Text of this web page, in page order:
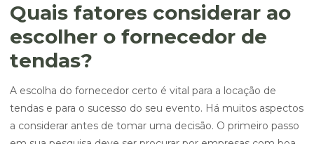
Quais fatores considerar ao
escolher o fornecedor de
tendas?
A escolha do fornecedor certo é vital para a locação de
tendas e para o sucesso do seu evento. Há muitos aspectos
a considerar antes de tomar uma decisão. O primeiro passo